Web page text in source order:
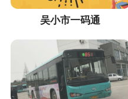
吴小市一码通